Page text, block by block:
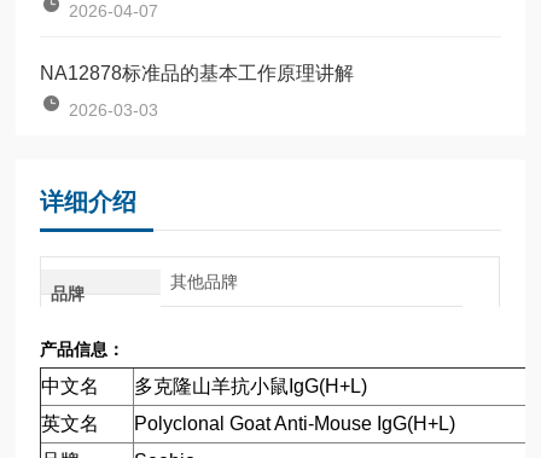
2026-04-07
NA12878标准品的基本工作原理讲解
2026-03-03
详细介绍
品牌
其他品牌
产品信息：
中文名 多克隆山羊抗小鼠 IgG(H+L)
英文名
Polyclonal Goat Anti-Mouse IgG(H+L)